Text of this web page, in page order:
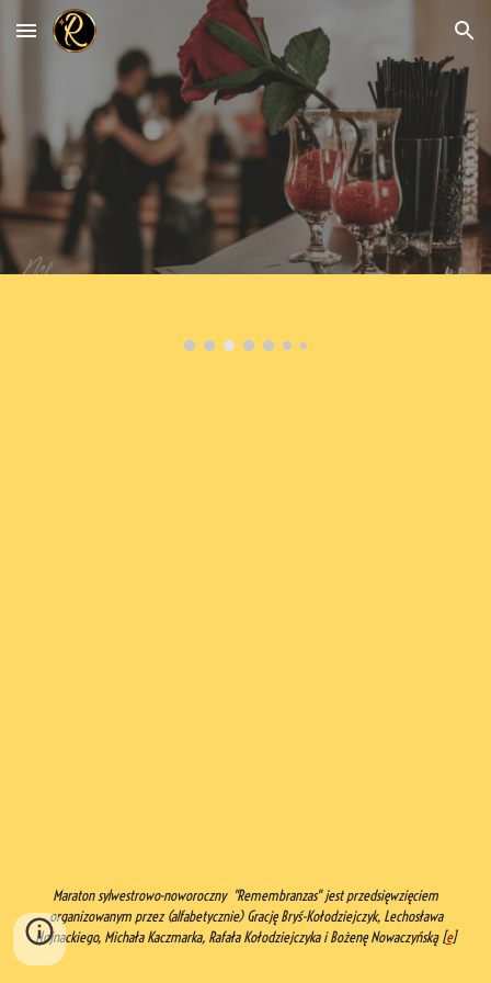
Skip to main content Skip to navigation
Maraton sylwestrowo-noworoczny "Remembranzas" jest przedsięwzięciem
organizowanym przez (alfabetycznie) Grację Bryś-Kołodziejczyk, Lechosława
Hojnackiego, Michała Kaczmarka, Rafała Kołodziejczyka i Bożenę Nowaczyńską [e]